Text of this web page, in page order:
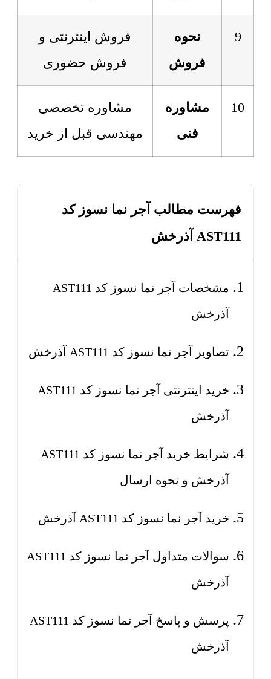
9
نحوه
فروش
فروش اینترنتی و
فروش حضوری
10
مشاوره
فنی
مشاوره تخصصی
مهندسی قبل از خرید
فهرست مطالب آجر نما نسوز کد
AST111 آذرخش
مشخصات آجر نما نسوز کد AST111
آذرخش
تصاویر آجر نما نسوز کد AST111 آذرخش
خرید اینترنتی آجر نما نسوز کد AST111
آذرخش
شرایط خرید آجر نما نسوز کد AST111
آذرخش و نحوه ارسال
خرید آجر نما نسوز کد AST111 آذرخش
سوالات متداول آجر نما نسوز کد AST111
آذرخش
پرسش و پاسخ آجر نما نسوز کد AST111
آذرخش